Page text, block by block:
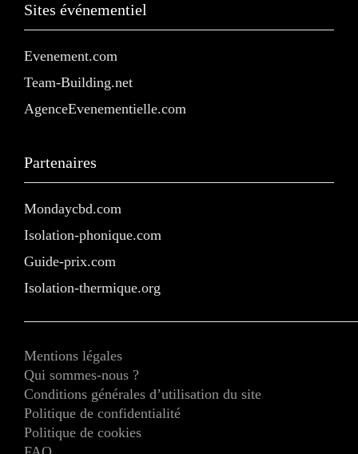
Sites événementiel
Evenement.com
Team-Building.net
AgenceEvenementielle.com
Partenaires
Mondaycbd.com
Isolation-phonique.com
Guide-prix.com
Isolation-thermique.org
Mentions légales
Qui sommes-nous ?
Conditions générales d’utilisation du site
Politique de confidentialité
Politique de cookies